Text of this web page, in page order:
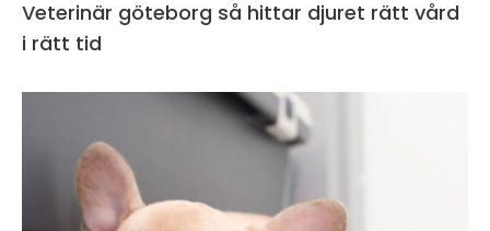
Veterinär göteborg så hittar djuret rätt vård
i rätt tid